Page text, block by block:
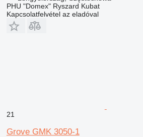
PHU "Domex" Ryszard Kubat
Kapcsolatfelvétel az eladóval
21
Grove GMK 3050-1